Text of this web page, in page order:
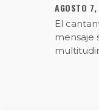
AGOSTO
El
mensaje